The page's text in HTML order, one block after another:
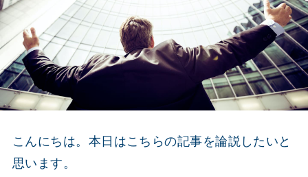
こんにちは。本日はこちらの記事を論説したいと
思います。